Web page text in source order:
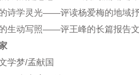
诗学灵光——评读杨爱梅的地域
生动写照——评王峰的长篇报告
学梦/孟献国